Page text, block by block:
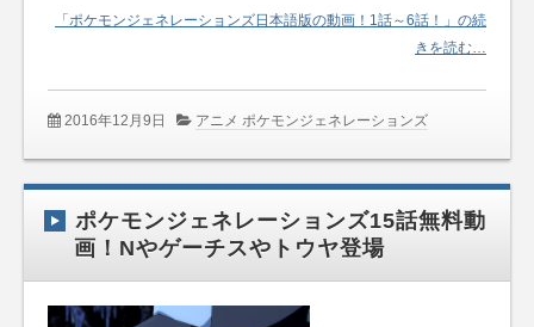
「ポケモンジェネレーションズ日本語版の動画！1話～6話！」の続
きを読む…
2016年12月9日 アニメ ポケモンジェネレーションズ
ポケモンジェネレーションズ15話無料動
画！Nやゲーチスやトウヤ登場